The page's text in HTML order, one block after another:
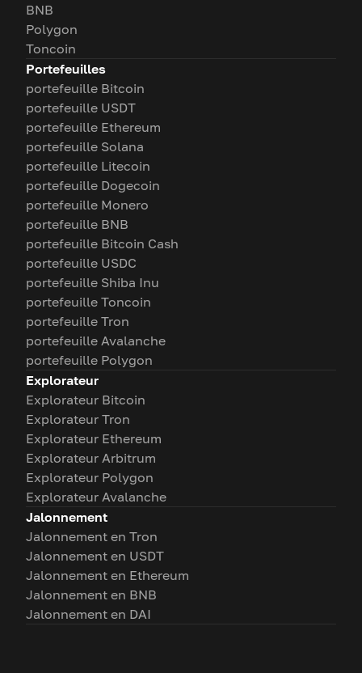
BNB
Polygon
Toncoin
Portefeuilles
portefeuille Bitcoin
portefeuille USDT
portefeuille Ethereum
portefeuille Solana
portefeuille Litecoin
portefeuille Dogecoin
portefeuille Monero
portefeuille BNB
portefeuille Bitcoin Cash
portefeuille USDC
portefeuille Shiba Inu
portefeuille Toncoin
portefeuille Tron
portefeuille Avalanche
portefeuille Polygon
Explorateur
Explorateur Bitcoin
Explorateur Tron
Explorateur Ethereum
Explorateur Arbitrum
Explorateur Polygon
Explorateur Avalanche
Jalonnement
Jalonnement en Tron
Jalonnement en USDT
Jalonnement en Ethereum
Jalonnement en BNB
Jalonnement en DAI